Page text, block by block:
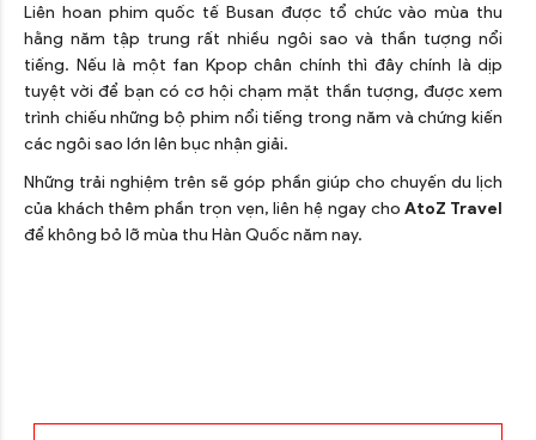
Liên hoan phim quốc tế Busan được tổ chức vào mùa thu
hằng năm tập trung rất nhiều ngôi sao và thần tượng nổi
tiếng. Nếu là một fan Kpop chân chính thì đây chính là dịp
tuyệt vời để bạn có cơ hội chạm mặt thần tượng, được xem
trình chiếu những bộ phim nổi tiếng trong năm và chứng kiến
các ngôi sao lớn lên bục nhận giải.
Những trải nghiệm trên sẽ góp phần giúp cho chuyến du lịch
của khách thêm phần trọn vẹn, liên hệ ngay choAtoZ Travel
để không bỏ lỡ mùa thu Hàn Quốc năm nay.